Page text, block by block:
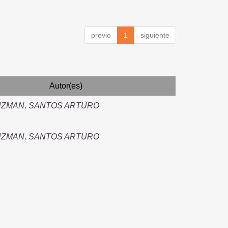
previo 1 siguiente
Autor(es)
SANTOS ARTURO
SANTOS ARTURO